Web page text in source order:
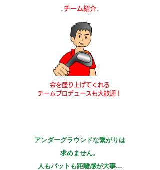
​↓チーム紹介↓
会を盛り上げてくれる
チームプロデュースも大歓迎！
アンダーグラウンドな繋がりは
求めません。
人もパットも距離感が大事…